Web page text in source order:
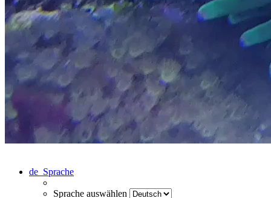
de Sprache
Sprache auswählen